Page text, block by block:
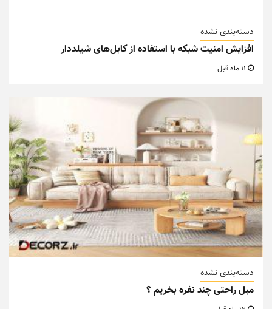
دسته‌بندی نشده
افزایش امنیت شبکه با استفاده از کابل‌های شیلددار
دسته‌بندی نشده
مبل راحتی چند نفره بخریم ؟